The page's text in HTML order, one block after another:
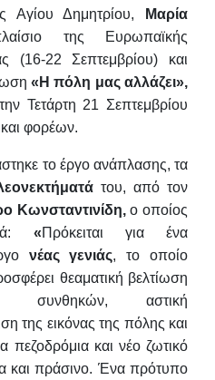
Αγίου Δημητρίου, Μαρία
της Ευρωπαϊκής
(16-22 Σεπτεμβρίου) και
«Η πόλη μας αλλάζει»,
Τετάρτη 21 Σεπτεμβρίου
φορέων.
το έργο ανάπλασης, τα
του, από τον
Κωνσταντινίδη,ο οποίος
«Πρόκειται για ένα
νέας γενιάς, το οποίο
θεαματική βελτίωση
συνθηκών, αστική
της εικόνας της πόλης και
πεζοδρόμια και νέο ζωτικό
και πράσινο. Ένα πρότυπο